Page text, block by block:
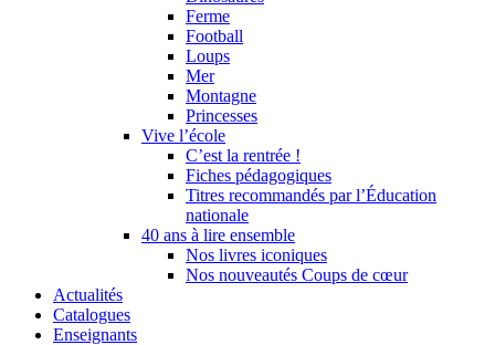
Ferme
Football
Loups
Mer
Montagne
Princesses
Vive l’école
C’est la rentrée !
Fiches pédagogiques
Titres recommandés par l’Éducation
nationale
40 ans à lire ensemble
Nos livres iconiques
Nos nouveautés Coups de cœur
Actualités
Catalogues
Enseignants